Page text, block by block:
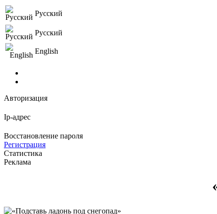
Русский
Русский
English
Авторизация
Ip-адрес
Восстановление пароля
Регистрация
Статистика
Реклама